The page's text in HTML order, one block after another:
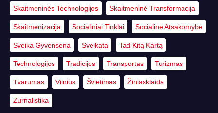
Skaitmeninės Technologijos Skaitmeninė Transformacija
Skaitmenizacija Socialiniai Tinklai Socialinė Atsakomybė
Sveika Gyvensena Sveikata Tad Kitą Kartą
Technologijos Tradicijos Transportas Turizmas
Tvarumas Vilnius Švietimas Žiniasklaida
Žurnalistika